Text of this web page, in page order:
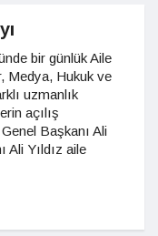
bir günlük Aile
Medya, Hukuk ve
uzmanlık
açılış
Başkanı Ali
Ali Yıldız aile